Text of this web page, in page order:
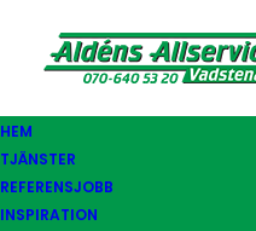
HEM
TJÄNSTER
REFERENSJOBB
INSPIRATION